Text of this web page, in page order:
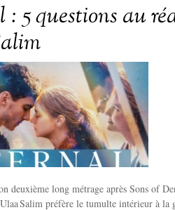
5 questions au
deuxième long métrage après Sons of
Salim préfère le tumulte intérieur à la